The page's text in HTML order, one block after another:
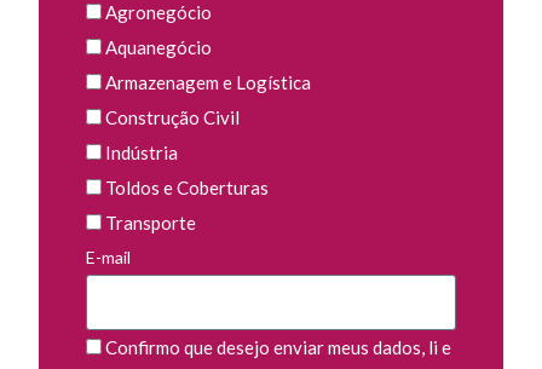
Agronegócio
Aquanegócio
Armazenagem e Logística
Construção Civil
Indústria
Toldos e Coberturas
Transporte
E-mail
Confirmo que desejo enviar meus dados, li e